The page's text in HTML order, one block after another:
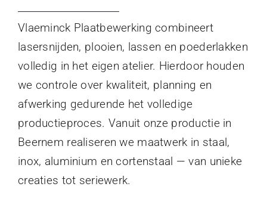
Vlaeminck Plaatbewerking combineert
lasersnijden, plooien, lassen en poederlakken
volledig in het eigen atelier. Hierdoor houden
we controle over kwaliteit, planning en
afwerking gedurende het volledige
productieproces. Vanuit onze productie in
Beernem realiseren we maatwerk in staal,
inox, aluminium en cortenstaal — van unieke
creaties tot seriewerk.